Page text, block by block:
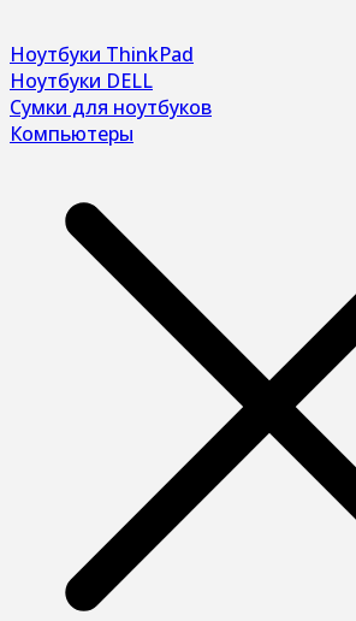
Ноутбуки ThinkPad
Ноутбуки DELL
Сумки для ноутбуков
Компьютеры